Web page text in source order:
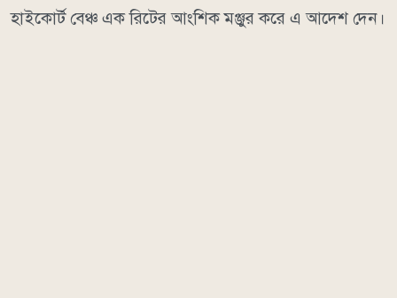
হাইকোর্ট বেঞ্চ এক রিটের আংশিক মঞ্জুর করে এ আদেশ দেন।